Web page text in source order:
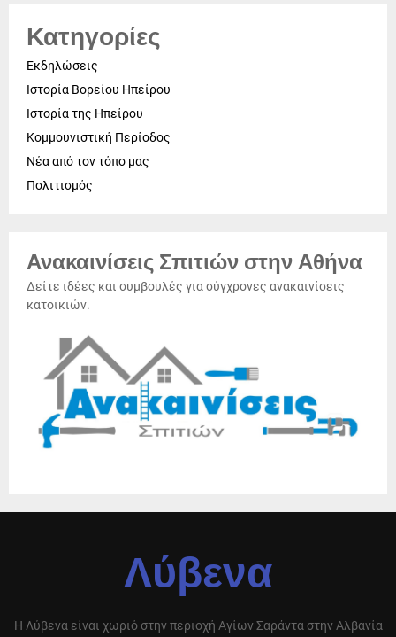
Κατηγορίες
Εκδηλώσεις
Ιστορία Βορείου Ηπείρου
Ιστορία της Ηπείρου
Κομμουνιστική Περίοδος
Νέα από τον τόπο μας
Πολιτισμός
Ανακαινίσεις Σπιτιών στην Αθήνα
Δείτε ιδέες και συμβουλές για σύγχρονες ανακαινίσεις
κατοικιών.
Λύβενα
Η Λύβενα είναι χωριό στην περιοχή Αγίων Σαράντα στην Αλβανία